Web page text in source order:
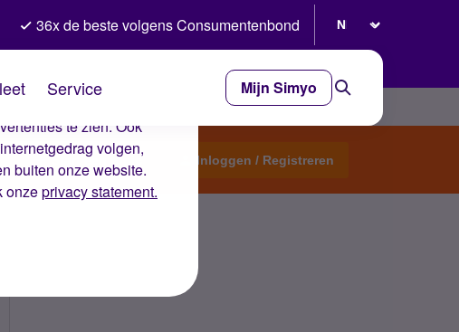
dat je ervaring op de
te zien. Ook
volgen,
buiten onze website.
onzeprivacy statement.
36x de beste volgens Consumentenbond
Service Mijn Simyo
Start een topic Inloggen / Registreren